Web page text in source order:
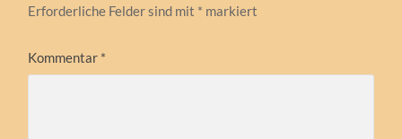
Erforderliche Felder sind mit * markiert
Kommentar *